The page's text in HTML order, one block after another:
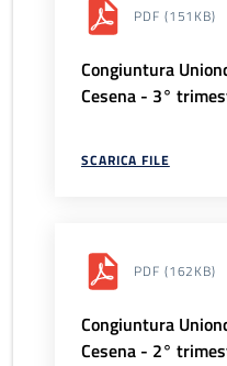
PDF (151KB)
Congiuntura
Cesena - 3°
SCARICA FILE
PDF (162KB)
Congiuntura
Cesena - 2°